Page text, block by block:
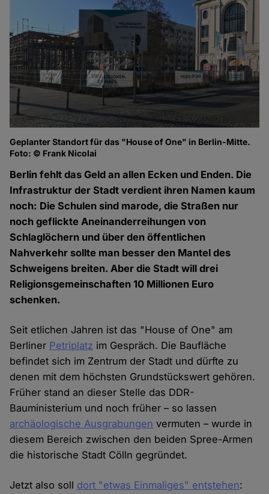
Geplanter Standort für das "House of One" in Berlin-Mitte.
Foto: © Frank Nicolai
Berlin fehlt das Geld an allen Ecken und Enden. Die
Infrastruktur der Stadt verdient ihren Namen kaum
noch: Die Schulen sind marode, die Straßen nur
noch geflickte Aneinanderreihungen von
Schlaglöchern und über den öffentlichen
Nahverkehr sollte man besser den Mantel des
Schweigens breiten. Aber die Stadt will drei
Religionsgemeinschaften 10 Millionen Euro
schenken.
Seit etlichen Jahren ist das "House of One" am
Berliner Petriplatz im Gespräch. Die Baufläche
befindet sich im Zentrum der Stadt und dürfte zu
denen mit dem höchsten Grundstückswert gehören.
Früher stand an dieser Stelle das DDR-
Bauministerium und noch früher – so lassen
archäologische Ausgrabungen vermuten – wurde in
diesem Bereich zwischen den beiden Spree-Armen
die historische Stadt Cölln gegründet.
Jetzt also soll dort "etwas Einmaliges" entstehen: